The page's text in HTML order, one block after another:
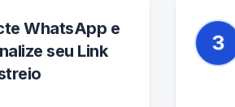
WhatsApp e
seu Link
3